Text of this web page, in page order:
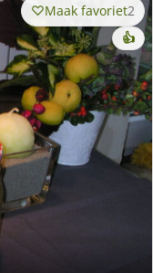
Maak favoriet2
👍